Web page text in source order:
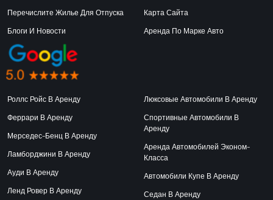
Перечислите Жилье Для Отпуска
Блоги И Новости
Карта Сайта
Аренда По Марке Авто
Роллс Ройс В Аренду
Феррари В Аренду
Мерседес-Бенц В Аренду
Ламборджини В Аренду
Ауди В Аренду
Ленд Ровер В Аренду
Люксовые Автомобили В Аренду
Спортивные Автомобили В
Аренду
Аренда Автомобилей Эконом-
Класса
Автомобили Купе В Аренду
Седан В Аренду